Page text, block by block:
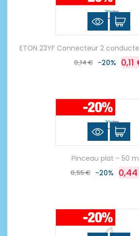
ETON 23YF Connecteur 2
0,14 € -20%
Pinceau plat - 50
0,55 € -20%